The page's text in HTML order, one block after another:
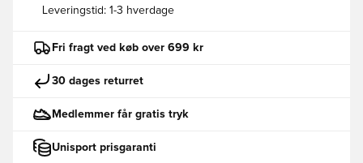
Leveringstid: 1-3 hverdage
Fri fragt ved køb over 699 kr
30 dages returret
Medlemmer får gratis tryk
Unisport prisgaranti